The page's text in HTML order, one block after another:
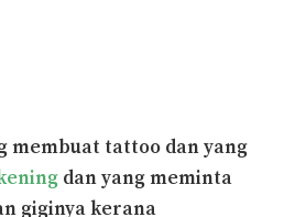
membuat tattoo dan yang
dan yang meminta
giginya kerana